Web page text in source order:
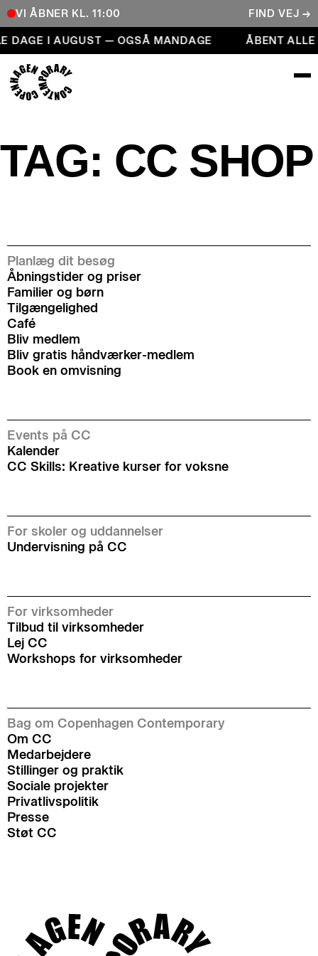
VI ÅBNER KL. 11:00 FIND VEJ →
Åbent alle dage i august — også mandage
DAGE I AUGUST — OGSÅ MANDAGE ÅBENT
TAG: CC SHOP
Planlæg dit besøg
Åbningstider og priser
Familier og børn
Tilgængelighed
Café
Bliv medlem
Bliv gratis håndværker-medlem
Book en omvisning
Events på CC
Kalender
CC Skills: Kreative kurser for voksne
For skoler og uddannelser
Undervisning på CC
For virksomheder
Tilbud til virksomheder
Lej CC
Workshops for virksomheder
Bag om Copenhagen Contemporary
Om CC
Medarbejdere
Stillinger og praktik
Sociale projekter
Privatlivspolitik
Presse
Støt CC